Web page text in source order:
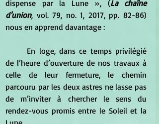
dispense par la Lune », (La chaîne
d'union, vol. 79, no. 1, 2017, pp. 82-86)
nous en apprend davantage :
de l’heure d’ouverture de nos travaux à
celle de leur fermeture, le chemin
parcouru par les deux astres ne lasse pas
de m’inviter à chercher le sens du
rendez-vous promis entre le Soleil et la